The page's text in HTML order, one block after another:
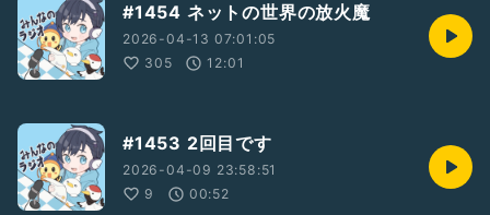
#1454 ネットの世界の放火魔
2026-04-13 07:01:05
305
12:01
#1453 2回目です
2026-04-09 23:58:51
9
00:52